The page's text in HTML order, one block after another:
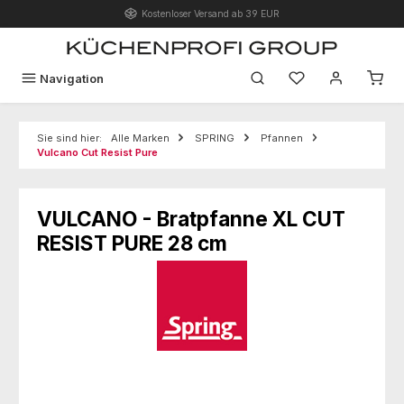
Zum Hauptinhalt springenKostenloser Versand ab 39 EUR
Navigation Du hast 0
Sie sind hier: Alle Marken SPRING
Pfannen
Vulcano Cut Resist Pure
VULCANO - Bratpfanne XL CUT
RESIST PURE 28 cm